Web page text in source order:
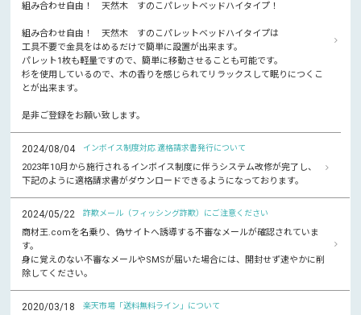
組み合わせ自由！ 天然木 すのこパレットベッドハイタイプ！
組み合わせ自由！ 天然木 すのこパレットベッドハイタイプは
工具不要で金具をはめるだけで簡単に設置が出来ます。
パレット1枚も軽量ですので、簡単に移動させることも可能です。
杉を使用しているので、木の香りを感じられてリラックスして眠りにつくこ
とが出来ます。
是非ご登録をお願い致します。
2024/08/04 インボイス制度対応 適格請求書発行について
2023年10月から施行されるインボイス制度に伴うシステム改修が完了し、
下記のように適格請求書がダウンロードできるようになっております。
2024/05/22 詐欺メール（フィッシング詐欺）にご注意ください
商材王.comを名乗り、偽サイトへ誘導する不審なメールが確認されていま
す。
身に覚えのない不審なメールやSMSが届いた場合には、開封せず速やかに削
除してください。
2020/03/18 楽天市場「送料無料ライン」について